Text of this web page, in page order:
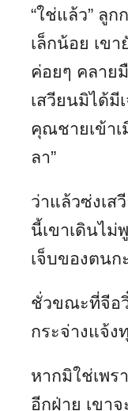
“ใช่แล้ว” ลู
เล็กน้อย เข
ค่อยๆ คลาย
เสวียนมิได้มี
คุณชายเข้าเ
ลา”
ว่าแล้วซ่งเส
นี้เขาเดินไ
เจ็บของตนก
ชั่วขณะที่จีอ
กระจ่างแจ้ง
หากมิใช่เพร
อีกฝ่าย เขา